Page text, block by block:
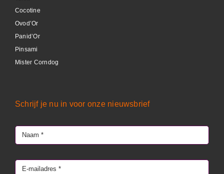
Cocotine
Ovod’Or
Panid’Or
Pinsami
Mister Corndog
Schrijf je nu in voor onze nieuwsbrief